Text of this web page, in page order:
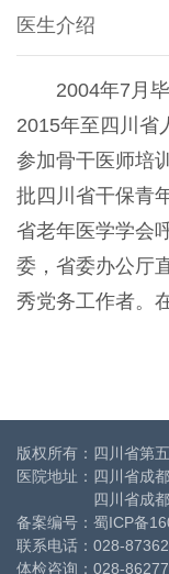
医生介绍
2004年7月
2015年至四川省
参加骨干医师培
批四川省干保青
省老年医学学会
委，省委办公厅
秀党务工作者。
版权所有：四川省第
医院地址：四川省成
四川省成都市
备案编号： 蜀ICP备
联系电话：028-
体检咨询：028-